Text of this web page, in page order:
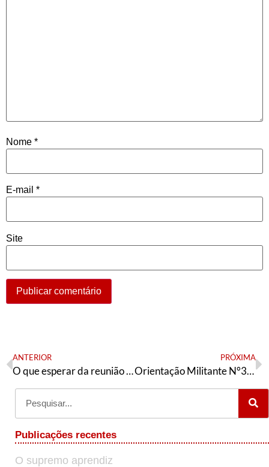
Nome *
E-mail *
Site
ANTERIOR
O que esperar da reunião do diretório nacional do PT convocada para 8/12?
PRÓXIMA
Orientação Militante N°349 (09 de dezembro de 2022)
Publicações recentes
O supremo aprendiz